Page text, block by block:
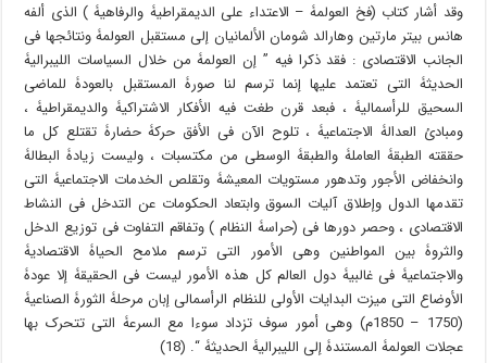
وقد أشار کتاب (فخ العولمۀ – الاعتداء على الدیمقراطیۀ والرفاهیۀ ) الذی ألفه
هانس بیتر مارتین وهارالد شومان الألمانیان إلى مستقبل العولمۀ ونتائجها فی
الجانب الاقتصادی : فقد ذکرا فیه ” إن العولمۀ من خلال السیاسات اللیبرالیۀ
الحدیثۀ التی تعتمد علیها إنما ترسم لنا صورۀ المستقبل بالعودۀ للماضی
السحیق للرأسمالیۀ ، فبعد قرن طغت فیه الأفکار الاشتراکیۀ والدیمقراطیۀ ،
ومبادئ العدالۀ الاجتماعیۀ ، تلوح الآن فی الأفق حرکۀ حضارۀ تقتلع کل ما
حققته الطبقۀ العاملۀ والطبقۀ الوسطى من مکتسبات ، ولیست زیادۀ البطالۀ
وانخفاض الأجور وتدهور مستویات المعیشۀ وتقلص الخدمات الاجتماعیۀ التی
تقدمها الدول وإطلاق آلیات السوق وابتعاد الحکومات عن التدخل فی النشاط
الاقتصادی ، وحصر دورها فی (حراسۀ النظام ) وتفاقم التفاوت فی توزیع الدخل
والثروۀ بین المواطنین وهی الأمور التی ترسم ملامح الحیاۀ الاقتصادیۀ
والاجتماعیۀ فی غالبیۀ دول العالم کل هذه الأمور لیست فی الحقیقۀ إلا عودۀ
الأوضاع التی میزت البدایات الأولى للنظام الرأسمالی إبان مرحلۀ الثورۀ الصناعیۀ
(1750 – 1850م) وهی أمور سوف تزداد سوءا مع السرعۀ التی تتحرک بها
عجلات العولمۀ المستندۀ إلى اللیبرالیۀ الحدیثۀ “. (18)